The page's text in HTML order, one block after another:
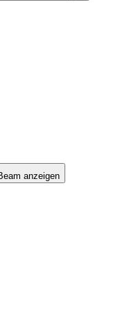
anzeigen